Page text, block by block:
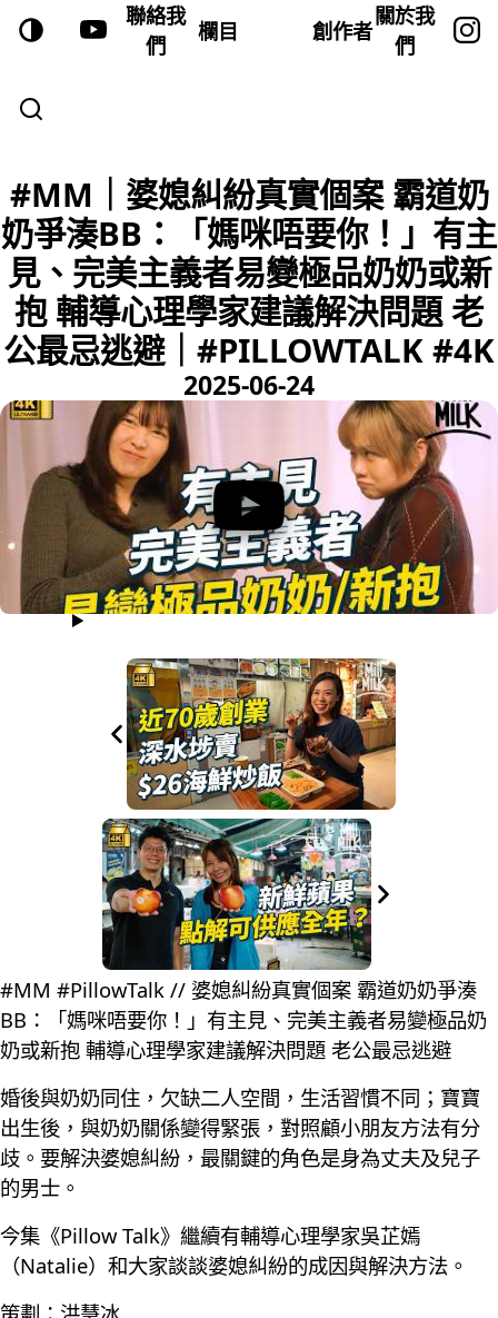
聯絡我
們
欄目 創作者
關於我
們
#MM｜婆媳糾紛真實個案 霸道奶
奶爭湊BB：「媽咪唔要你！」有主
見、完美主義者易變極品奶奶或新
抱 輔導心理學家建議解決問題 老
公最忌逃避｜#PILLOWTALK #4K
2025-06-24
#MM #PillowTalk // 婆媳糾紛真實個案 霸道奶奶爭湊
BB：「媽咪唔要你！」有主見、完美主義者易變極品奶
奶或新抱 輔導心理學家建議解決問題 老公最忌逃避
婚後與奶奶同住，欠缺二人空間，生活習慣不同；寶寶
出生後，與奶奶關係變得緊張，對照顧小朋友方法有分
歧。要解決婆媳糾紛，最關鍵的角色是身為丈夫及兒子
的男士。
今集《Pillow Talk》繼續有輔導心理學家吳芷嫣
（Natalie）和大家談談婆媳糾紛的成因與解決方法。